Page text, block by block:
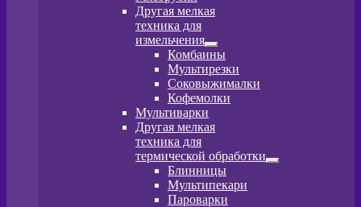
Другая мелкая
техника для
измельчения
Развернутое
вложенное
меню
Комбаины
Мультирезки
Соковыжималки
Кофемолки
Мультиварки
Другая мелкая
техника для
термической обработки
Развернутое
Блинницы
Мультипекари
Пароварки